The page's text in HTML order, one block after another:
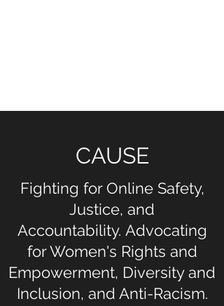
CAUSE
Fighting for Online Safety,
Justice, and
Accountability. Advocating
for Women's Rights and
Empowerment, Diversity and
Inclusion, and Anti-Racism.